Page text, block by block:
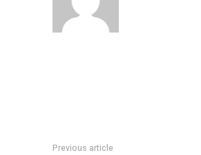
Previous article